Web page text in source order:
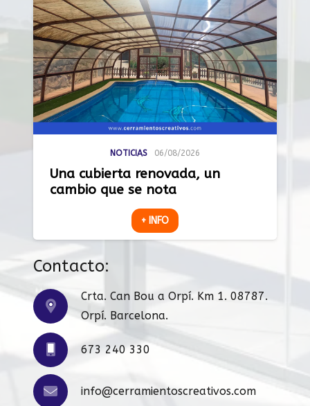
NOTICIAS 06/08/2026
Una cubierta renovada, un
cambio que se nota
+ INFO
Contacto:
Crta. Can Bou a Orpí. Km 1. 08787.
Orpí. Barcelona.
673 240 330
info@cerramientoscreativos.com